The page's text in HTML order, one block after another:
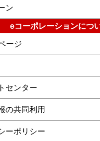
ン
eコーポレーションにつ
ージ
センター
の共同利用
ーポリシー